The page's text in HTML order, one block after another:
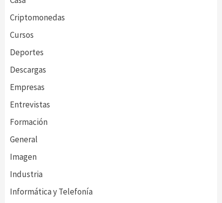
Criptomonedas
Cursos
Deportes
Descargas
Empresas
Entrevistas
Formación
General
Imagen
Industria
Informática y Telefonía